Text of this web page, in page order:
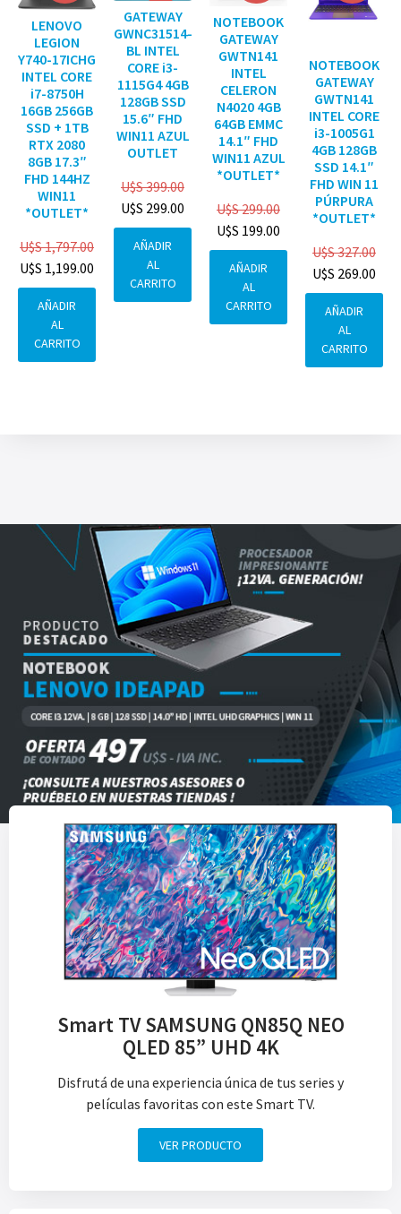
LENOVO
LEGION
Y740-17ICHG
INTEL CORE
i7-8750H
16GB 256GB
SSD + 1TB
RTX 2080
8GB 17.3″
FHD 144HZ
WIN11
*OUTLET*
U$S1,797.00
U$S 1,199.00
AÑADIR
AL
CARRITO
GATEWAY
GWNC31514-
BL INTEL
CORE i3-
1115G4 4GB
128GB SSD
15.6″ FHD
WIN11 AZUL
OUTLET
U$S399.00
U$S 299.00
AÑADIR
AL
CARRITO
NOTEBOOK
GATEWAY
GWTN141
INTEL
CELERON
N4020 4GB
64GB EMMC
14.1″ FHD
WIN11 AZUL
*OUTLET*
U$S299.00
U$S 199.00
AÑADIR
AL
CARRITO
NOTEBOOK
GATEWAY
GWTN141
INTEL CORE
i3-1005G1
4GB 128GB
SSD 14.1″
FHD WIN 11
PÚRPURA
*OUTLET*
U$S327.00
U$S 269.00
AÑADIR
AL
CARRITO
Smart TV SAMSUNG QN85Q NEO
QLED 85” UHD 4K
Disfrutá de una experiencia única de tus series y
películas favoritas con este Smart TV.
VER PRODUCTO